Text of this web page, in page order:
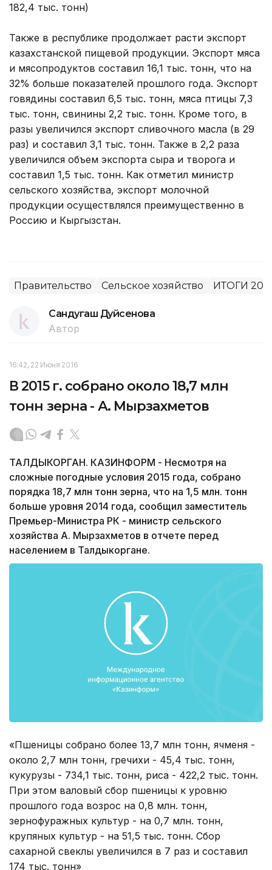
182,4 тыс. тонн)
Также в республике продолжает расти экспорт
казахстанской пищевой продукции. Экспорт мяса
и мясопродуктов составил 16,1 тыс. тонн, что на
32% больше показателей прошлого года. Экспорт
говядины составил 6,5 тыс. тонн, мяса птицы 7,3
тыс. тонн, свинины 2,2 тыс. тонн. Кроме того, в
разы увеличился экспорт сливочного масла (в 29
раз) и составил 3,1 тыс. тонн. Также в 2,2 раза
увеличился объем экспорта сыра и творога и
составил 1,5 тыс. тонн. Как отметил министр
сельского хозяйства, экспорт молочной
продукции осуществлялся преимущественно в
Россию и Кыргызстан.
Правительство Сельское хозяйство ИТОГИ 2015
Сандугаш Дуйсенова
Автор
16:42, 22 Июня 2016
В 2015 г. собрано около 18,7 млн
тонн зерна - А. Мырзахметов
ТАЛДЫКОРГАН. КАЗИНФОРМ - Несмотря на
сложные погодные условия 2015 года, собрано
порядка 18,7 млн тонн зерна, что на 1,5 млн. тонн
больше уровня 2014 года, сообщил заместитель
Премьер-Министра РК - министр сельского
хозяйства А. Мырзахметов в отчете перед
населением в Талдыкоргане.
«Пшеницы собрано более 13,7 млн тонн, ячменя -
около 2,7 млн тонн, гречихи - 45,4 тыс. тонн,
кукурузы - 734,1 тыс. тонн, риса - 422,2 тыс. тонн.
При этом валовый сбор пшеницы к уровню
прошлого года возрос на 0,8 млн. тонн,
зернофуражных культур - на 0,7 млн. тонн,
крупяных культур - на 51,5 тыс. тонн. Сбор
сахарной свеклы увеличился в 7 раз и составил
174 тыс. тонн»